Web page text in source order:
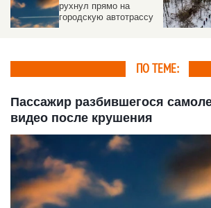
находившиеся на борту
летели выяснить
ПО ТЕМЕ:
Пассажир разбившегося
видео после крушения